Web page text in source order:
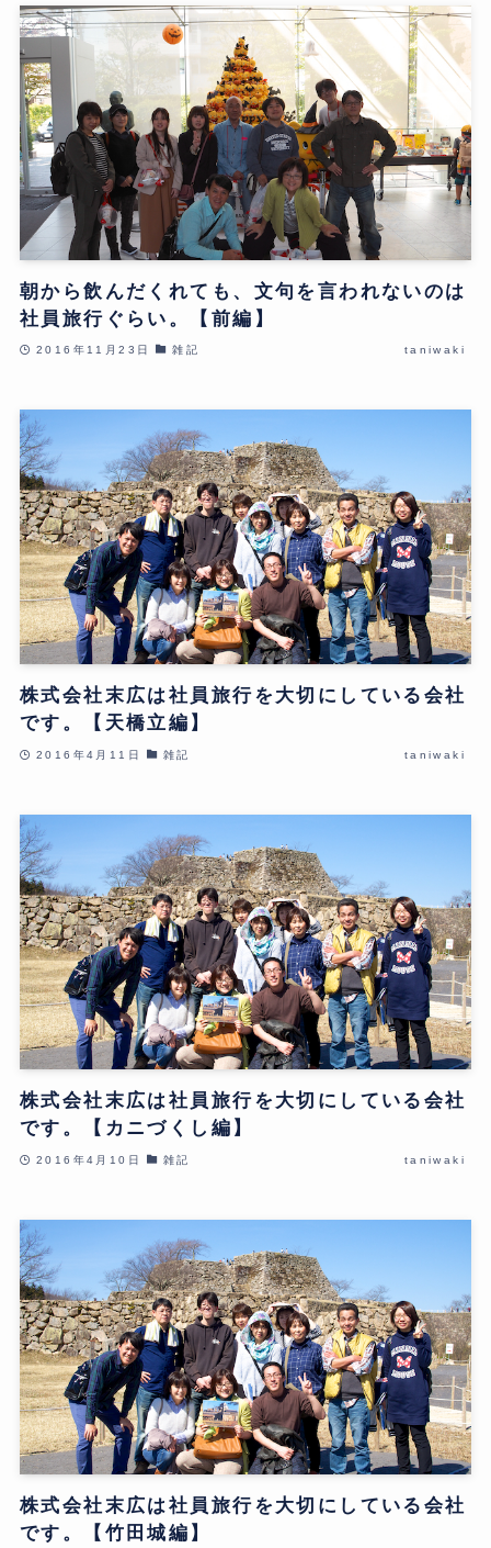
朝から飲んだくれても、文句を言われないのは
社員旅行ぐらい。【前編】
2016年11月23日 雑記 taniwaki
株式会社末広は社員旅行を大切にしている会社
です。【天橋立編】
2016年4月11日 雑記 taniwaki
株式会社末広は社員旅行を大切にしている会社
です。【カニづくし編】
2016年4月10日 雑記 taniwaki
株式会社末広は社員旅行を大切にしている会社
です。【竹田城編】